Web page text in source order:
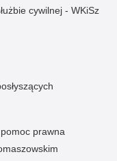
cywilnej - WKiSz
pomoc prawna